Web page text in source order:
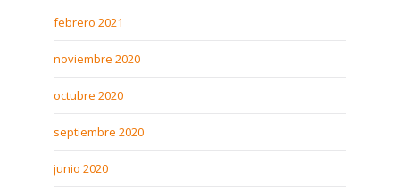
febrero 2021
noviembre 2020
octubre 2020
septiembre 2020
junio 2020